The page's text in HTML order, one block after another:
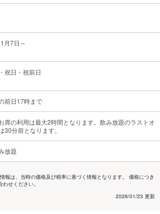
月7日～
祝日・祝前日
前日17時まで
席の利用は最大2時間となります。飲み放題のラストオ
30分前となります。
放題
報は、当時の価格及び税率に基づく情報となります。 価格につき
せください。
2026/01/23 更新